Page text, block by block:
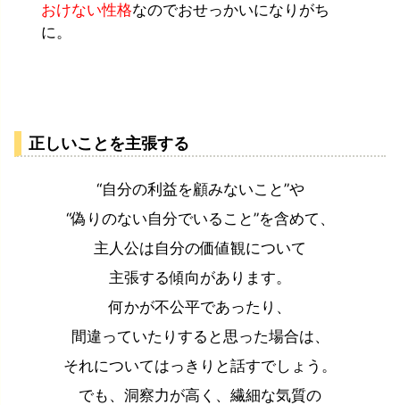
おけない性格なのでおせっかいになりがち
に。
正しいことを主張する
“自分の利益を顧みないこと”や
“偽りのない自分でいること”を含めて、
主人公は自分の価値観について
主張する傾向があります。
何かが不公平であったり、
間違っていたりすると思った場合は、
それについてはっきりと話すでしょう。
でも、洞察力が高く、繊細な気質の